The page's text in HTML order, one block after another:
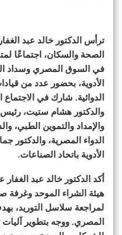
ترأس الدكتور خالد عبد
الصحة والسكان، اجتماعًا
في السوق المصري وسداد
الأدوية، بحضور عدد من
الدوائية. شارك في
والدكتور هشام ستيت، رئيس
والإمداد والتموين الطبي،
الدواء المصرية، والدكتور
الأدوية باتحاد الصناعات.
أكد الدكتور خالد عبد
هيئة الشراء الموحد وغرفة
لمراجعة سلاسل التوريد،
المصري. ووجه بتطوير